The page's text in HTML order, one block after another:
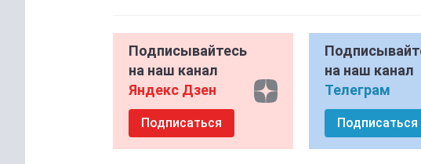
Подписывайтесь
на наш канал
Яндекс Дзен
Подписаться
на наш канал
Телеграм
Подписаться